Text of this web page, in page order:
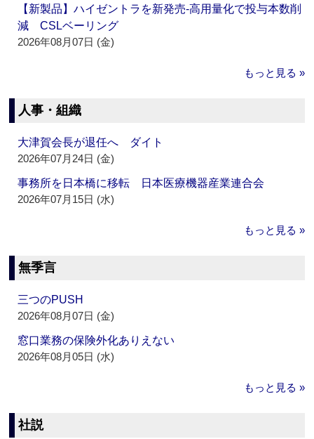
【新製品】ハイゼントラを新発売‐高用量化で投与本数削
減 CSLベーリング
2026年08月07日 (金)
もっと見る »
人事・組織
大津賀会長が退任へ ダイト
2026年07月24日 (金)
事務所を日本橋に移転 日本医療機器産業連合会
2026年07月15日 (水)
もっと見る »
無季言
三つのPUSH
2026年08月07日 (金)
窓口業務の保険外化ありえない
2026年08月05日 (水)
もっと見る »
社説